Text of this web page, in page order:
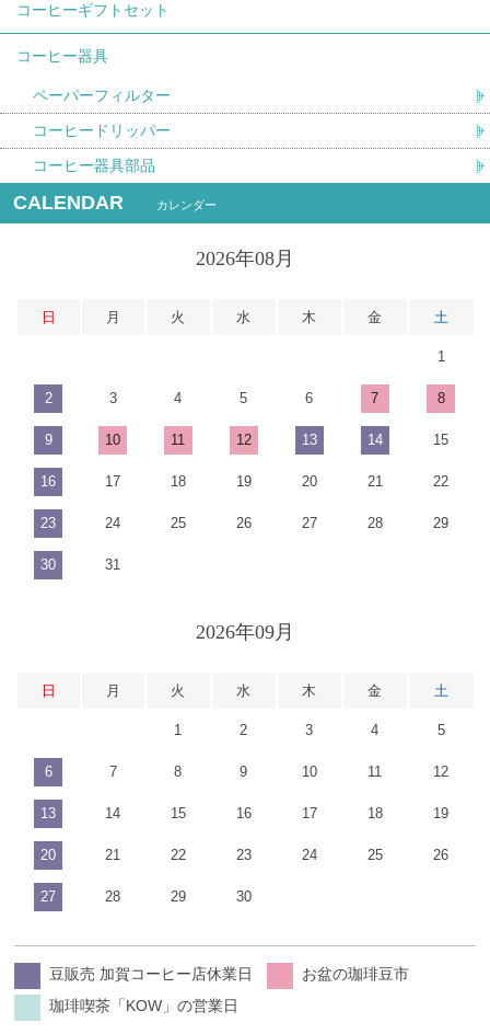
コーヒーギフトセット
コーヒー器具
ペーパーフィルター
コーヒードリッパー
コーヒー器具部品
CALENDAR カレンダー
2026年08月
日 月 火 水 木 金 土
1
2 3 4 5 6 7 8
9 10 11 12 13 14 15
16 17 18 19 20 21 22
23 24 25 26 27 28 29
30 31
2026年09月
日 月 火 水 木 金 土
1 2 3 4 5
6 7 8 9 10 11 12
13 14 15 16 17 18 19
20 21 22 23 24 25 26
27 28 29 30
豆販売 加賀コーヒー店休業日
お盆の珈琲豆市
珈琲喫茶「KOW」の営業日